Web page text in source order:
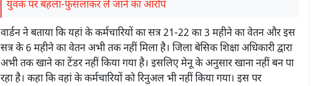
युवक पर बहला-फुसलाकर ले जाने का आरोप
वार्डन ने बताया कि यहां के कर्मचारियों का सत्र 21-22 का 3 महीने का वेतन और इस
सत्र के 6 महीने का वेतन अभी तक नहीं मिला है। जिला बेसिक शिक्षा अधिकारी द्वारा
अभी तक खाने का टेंडर नहीं किया गया है। इसलिए मेनू के अनुसार खाना नहीं बन पा
रहा है। कहा कि वहां के कर्मचारियों को रिनुअल भी नहीं किया गया। इस पर